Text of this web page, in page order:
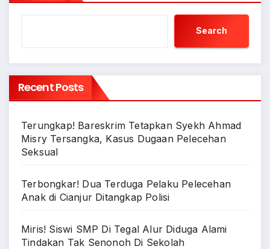
Search
Recent Posts
Terungkap! Bareskrim Tetapkan Syekh Ahmad
Misry Tersangka, Kasus Dugaan Pelecehan
Seksual
Terbongkar! Dua Terduga Pelaku Pelecehan
Anak di Cianjur Ditangkap Polisi
Miris! Siswi SMP Di Tegal Alur Diduga Alami
Tindakan Tak Senonoh Di Sekolah